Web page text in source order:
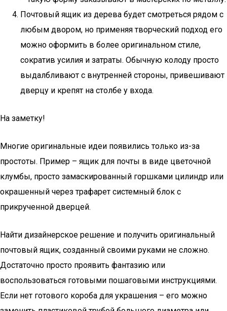
Почтовый ящик из дерева будет смотреться рядом с
любым двором, но применяя творческий подход его
можно оформить в более оригинальном стиле,
сократив усилия и затраты. Обычную колоду просто
выдалбливают с внутренней стороны, привешивают
дверцу и крепят на столбе у входа.
На заметку!
Многие оригинальные идеи появились только из-за
простоты. Пример – ящик для почты в виде цветочной
клумбы, просто замаскированный горшками цилиндр или
окрашенный через трафарет системный блок с
прикрученной дверцей.
Найти дизайнерское решение и получить оригинальный
почтовый ящик, созданный своими руками не сложно.
Достаточно просто проявить фантазию или
воспользоваться готовыми пошаговыми инструкциями.
Если нет готового короба для украшения – его можно